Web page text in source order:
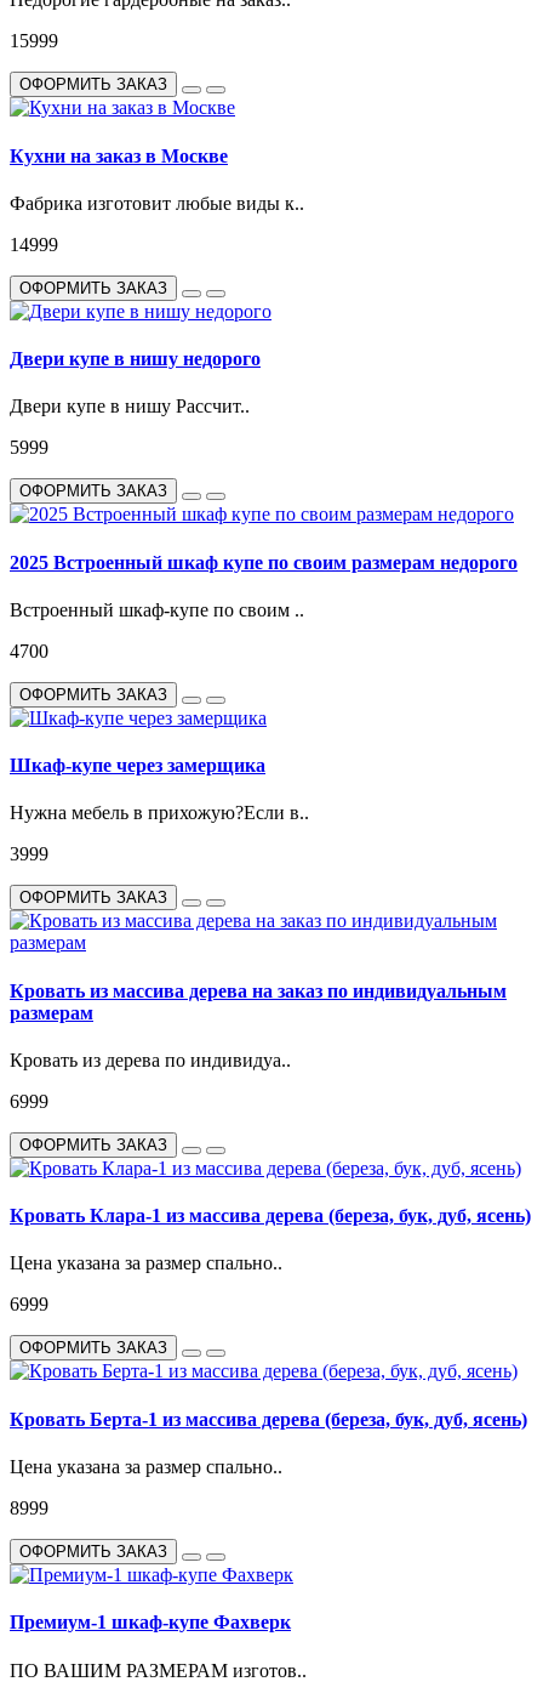
15999
ОФОРМИТЬ ЗАКАЗ
Кухни на заказ в Москве
Фабрика изготовит любые виды к..
14999
ОФОРМИТЬ ЗАКАЗ
Двери купе в нишу недорого
Двери купе в нишу Рассчит..
5999
ОФОРМИТЬ ЗАКАЗ
2025 Встроенный шкаф купе по своим размерам недорого
Встроенный шкаф-купе по своим ..
4700
ОФОРМИТЬ ЗАКАЗ
Шкаф-купе через замерщика
Нужна мебель в прихожую?Если в..
3999
ОФОРМИТЬ ЗАКАЗ
Кровать из массива дерева на заказ по индивидуальным
размерам
Кровать из дерева по индивидуа..
6999
ОФОРМИТЬ ЗАКАЗ
Кровать Клара-1 из массива дерева (береза, бук, дуб, ясень)
Цена указана за размер спально..
6999
ОФОРМИТЬ ЗАКАЗ
Кровать Берта-1 из массива дерева (береза, бук, дуб, ясень)
Цена указана за размер спально..
8999
ОФОРМИТЬ ЗАКАЗ
Премиум-1 шкаф-купе Фахверк
ПО ВАШИМ РАЗМЕРАМ изготов..